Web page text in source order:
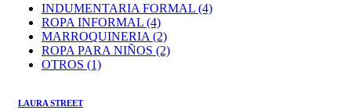
INDUMENTARIA FORMAL (4)
ROPA INFORMAL (4)
MARROQUINERIA (2)
ROPA PARA NIÑOS (2)
OTROS (1)
LAURA STREET